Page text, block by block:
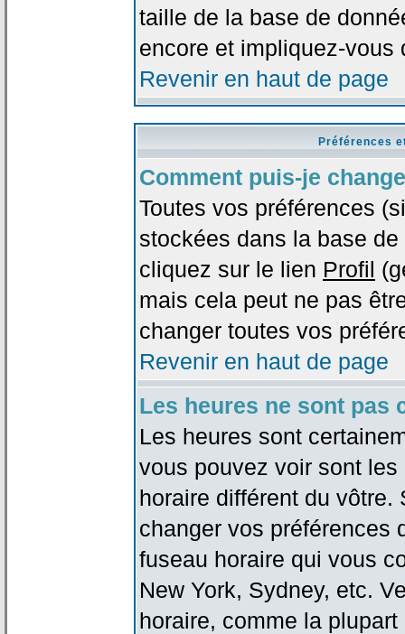
taille de la base de
encore et impliquez-
Revenir en haut de page
Préférences
Comment puis-je
Toutes vos préférences
stockées dans la base
cliquez sur le lien Profil
mais cela peut ne pas
changer toutes vos
Revenir en haut de page
Les heures ne sont pas
Les heures sont
vous pouvez voir sont
horaire différent du
changer vos préférences
fuseau horaire qui vous
New York, Sydney, etc.
horaire, comme la